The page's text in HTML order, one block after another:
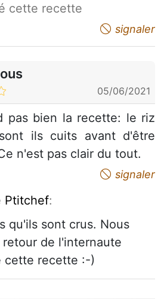
cette recette
not appreciate signaler
05/06/2021
pas bien la recette: le riz
ils cuits avant d'être
n'est pas clair du tout.
not appreciate signaler
Ptitchef:
qu'ils sont crus. Nous
de l'internaute
cette recette :-)